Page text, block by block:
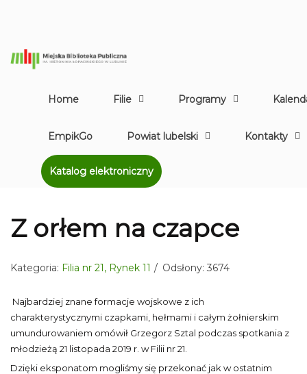
Home Filie Programy
EmpikGo Powiat lubelski Kontakty
Katalog elektroniczny
Z orłem na czapce
Kategoria: Filia nr 21, Rynek 11 Odsłony: 3674
Najbardziej znane formacje wojskowe z ich
charakterystycznymi czapkami, hełmami i całym żołnierskim
umundurowaniem omówił Grzegorz Sztal podczas spotkania z
młodzieżą 21 listopada 2019 r. w Filii nr 21.
Dzięki eksponatom mogliśmy się przekonać jak w ostatnim